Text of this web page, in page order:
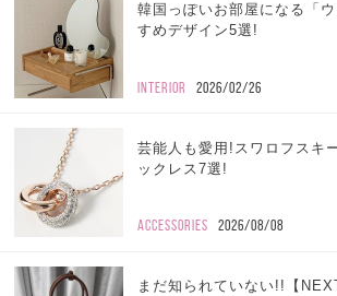
韓国っぽいお部屋になる「
すめデザイン5選!
INTERIOR 2026/02/26
芸能人も愛用!スワロフスキ
ックレス7選!
ACCESSORIES 2026/08/08
まだ知られていない!!【